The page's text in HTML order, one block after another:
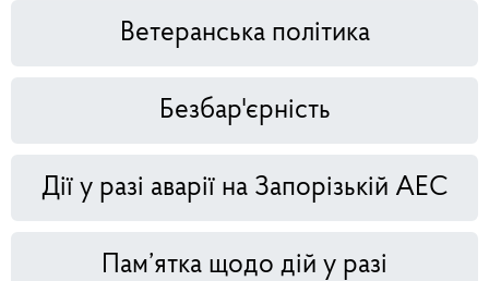
Ветеранська політика
Безбар'єрність
Дії у разі аварії на Запорізькій АЕС
Пам’ятка щодо дій у разі